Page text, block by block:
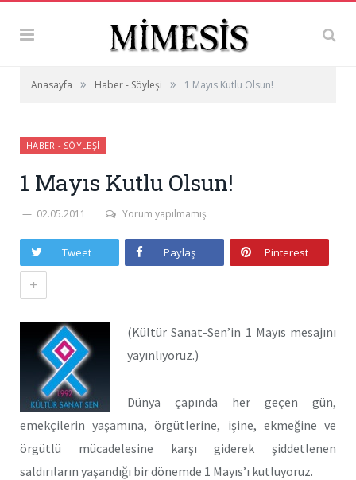
Anasayfa » Haber - Söyleşi » 1 Mayıs Kutlu Olsun!
HABER - SÖYLEŞI
1 Mayıs Kutlu Olsun!
02.05.2011 Yorum yapılmamış
Tweet Paylaş Pinterest
+
(Kültür Sanat-Sen’in 1 Mayıs mesajını
yayınlıyoruz.)
Dünya çapında her geçen gün,
emekçilerin yaşamına, örgütlerine, işine, ekmeğine ve
örgütlü mücadelesine karşı giderek şiddetlenen
saldırıların yaşandığı bir dönemde 1 Mayıs’ı kutluyoruz.